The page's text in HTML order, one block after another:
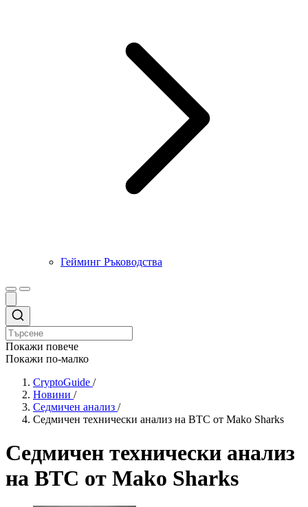
Гейминг Ръководства
Покажи повече
Покажи по-малко
CryptoGuide /
Новини /
Седмичен анализ /
Седмичен технически анализ на BTC от Mako Sharks
Седмичен технически анализ
на BTC от Mako Sharks